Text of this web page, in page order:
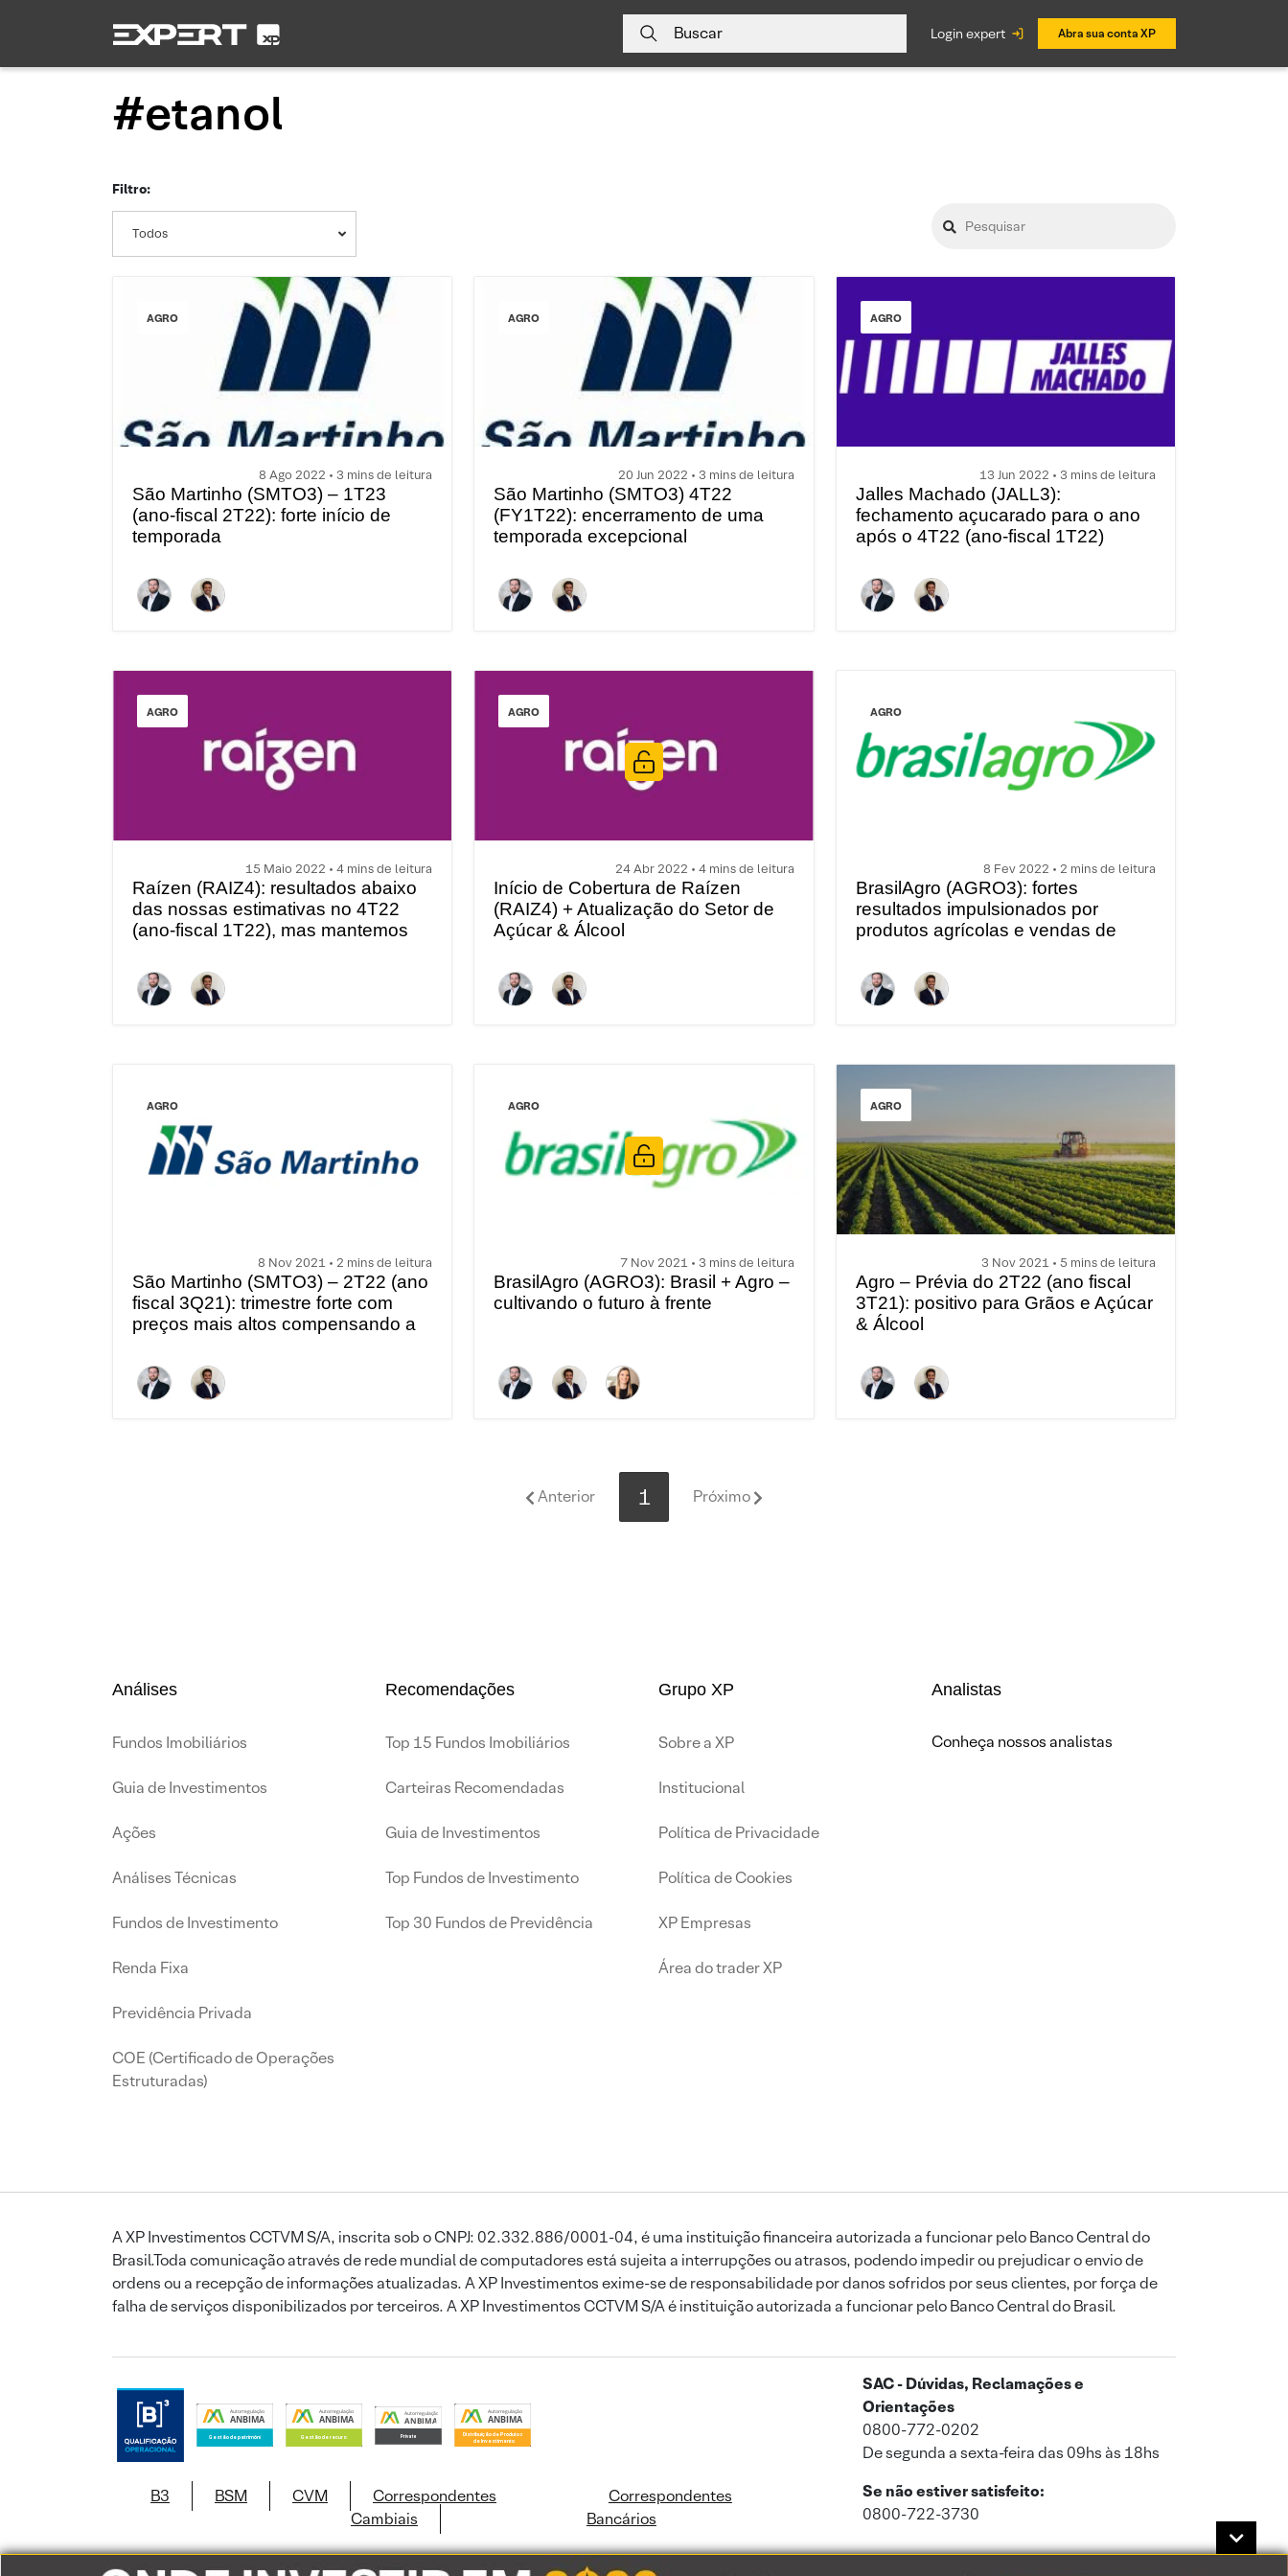
Buscar login expert Abra sua conta XP
#etanol
Filtro:
Todos
AGRO
8 Ago 2022 • 3 mins de leitura
São Martinho (SMTO3) – 1T23
(ano-fiscal 2T22): forte início de
temporada
AGRO
20 Jun 2022 • 3 mins de leitura
São Martinho (SMTO3) 4T22
(FY1T22): encerramento de uma
temporada excepcional
AGRO
13 Jun 2022 • 3 mins de leitura
Jalles Machado (JALL3):
fechamento açucarado para o ano
após o 4T22 (ano-fiscal 1T22)
AGRO
15 Maio 2022 • 4 mins de leitura
Raízen (RAIZ4): resultados abaixo
das nossas estimativas no 4T22
(ano-fiscal 1T22), mas mantemos
AGRO
24 Abr 2022 • 4 mins de leitura
Início de Cobertura de Raízen
(RAIZ4) + Atualização do Setor de
Açúcar & Álcool
AGRO
8 Fev 2022 • 2 mins de leitura
BrasilAgro (AGRO3): fortes
resultados impulsionados por
produtos agrícolas e vendas de
AGRO
8 Nov 2021 • 2 mins de leitura
São Martinho (SMTO3) – 2T22 (ano
fiscal 3Q21): trimestre forte com
preços mais altos compensando a
AGRO
7 Nov 2021 • 3 mins de leitura
BrasilAgro (AGRO3): Brasil + Agro –
cultivando o futuro à frente
AGRO
3 Nov 2021 • 5 mins de leitura
Agro – Prévia do 2T22 (ano fiscal
3T21): positivo para Grãos e Açúcar
& Álcool
Anterior 1 Próximo
Análises
Fundos Imobiliários
Guia de Investimentos
Ações
Análises Técnicas
Fundos de Investimento
Renda Fixa
Previdência Privada
COE (Certificado de Operações
Estruturadas)
Recomendações
Top 15 Fundos Imobiliários
Carteiras Recomendadas
Guia de Investimentos
Top Fundos de Investimento
Top 30 Fundos de Previdência
Grupo XP
Sobre a XP
Institucional
Política de Privacidade
Política de Cookies
XP Empresas
Área do trader XP
Analistas
Conheça nossos analistas
A XP Investimentos CCTVM S/A, inscrita sob o CNPJ: 02.332.886/0001-04, é uma instituição financeira autorizada a funcionar pelo Banco Central do
Brasil.Toda comunicação através de rede mundial de computadores está sujeita a interrupções ou atrasos, podendo impedir ou prejudicar o envio de
ordens ou a recepção de informações atualizadas. A XP Investimentos exime-se de responsabilidade por danos sofridos por seus clientes, por força de
falha de serviços disponibilizados por terceiros. A XP Investimentos CCTVM S/A é instituição autorizada a funcionar pelo Banco Central do Brasil.
B3 BSM CVM
Correspondentes
Cambiais
Correspondentes
Bancários
SAC - Dúvidas, Reclamações e
Orientações
0800-772-0202
De segunda a sexta-feira das 09hs às 18hs
Se não estiver satisfeito:
0800-722-3730